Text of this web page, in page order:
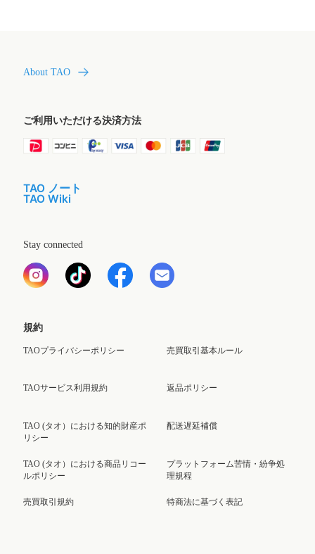
About TAO
ご利用いただける決済方法
TAO ノート
TAO Wiki
Stay connected
規約
TAOプライバシーポリシー
TAOサービス利用規約
TAO (タオ）における知的財産ポ
リシー
TAO (タオ）における商品リコー
ルポリシー
売買取引規約
売買取引基本ルール
返品ポリシー
配送遅延補償
プラットフォーム苦情・紛争処
理規程
特商法に基づく表記